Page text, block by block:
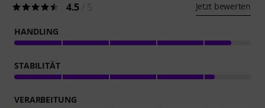
4.5 Jetzt bewerten
HANDLING
STABILITÄT
VERARBEITUNG